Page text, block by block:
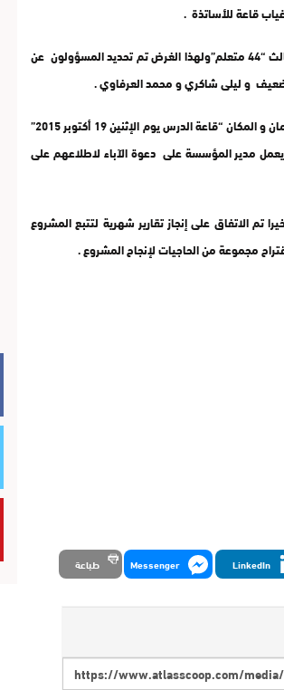
قاعة للأساتذة .
ومن بين الإجراءات العملية استهداف تلاميذ المستوى الرابع ” 31 متعلم “و الثالث “44 متعلم”ولهذا الغرض تم تحديد المسؤولون عن
و ليلى شاكري و محمد العرفاوي .
و كإجراء تم الاتفاق على تقديم دروس الدعم وفق برنامج أسبوعي محدد في الزمان و المكان “قاعة الدرس يوم الإثنين 19 أكتوبر 2015”
مختلفة في المادة لتفييء التلاميذ “حدد له يوم 22 أكتوبر 2015″ويعمل مدير المؤسسة على دعوة الآباء لاطلاعهم على
الاتفاق على إنجاز تقارير شهرية لتتبع المشروع
LinkedIn
Messenger طباعة